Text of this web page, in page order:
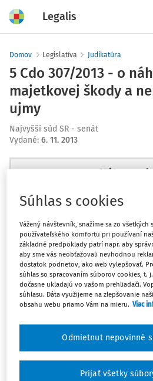
Legalis
Domov Legislatíva Judikatúra
5 Cdo 307/2013 - o
majetkovej škody a
ujmy
Najvyšší súd SR - senát
Vydané: 6. 11. 2013
Máte
Ups, zatiaľ ste si
Celý odborný obsah
dostupný
Odomknite si prístup
obsahu a získajte
zdarma, stačí sa len
Súhlas s cookies
Vážený návštevník, snažíme sa zo
používateľského komfortu pri používaní
základné predpoklady patrí napr. aby
aby sme vás neobťažovali nevhodnou
dostatok podnetov, ako web vylepšovať.
súhlas so spracovaním súborov cookies, t.
dočasne ukladajú vo vašom prehliadači.
súhlasu. Dáta využijeme na zlepšovanie
obsahu webu priamo Vám na mieru. Viac
Odmietnut nepovinné
Prijať všetky